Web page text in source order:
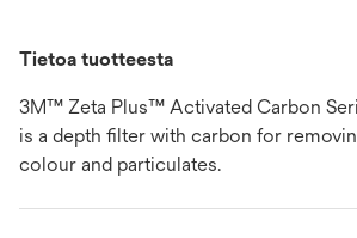
Tietoa tuotteesta
3M™ Zeta Plus™ Activated Carbon
is a depth filter with carbon for
colour and particulates.